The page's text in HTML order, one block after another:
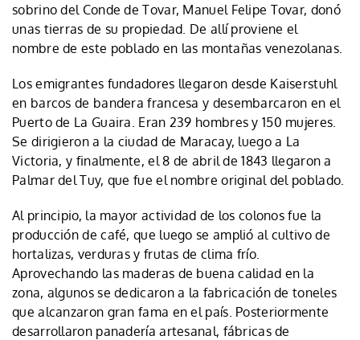
sobrino del Conde de Tovar, Manuel Felipe Tovar, donó
unas tierras de su propiedad. De allí proviene el
nombre de este poblado en las montañas venezolanas.
Los emigrantes fundadores llegaron desde Kaiserstuhl
en barcos de bandera francesa y desembarcaron en el
Puerto de La Guaira. Eran 239 hombres y 150 mujeres.
Se dirigieron a la ciudad de Maracay, luego a La
Victoria, y finalmente, el 8 de abril de 1843 llegaron a
Palmar del Tuy, que fue el nombre original del poblado.
Al principio, la mayor actividad de los colonos fue la
producción de café, que luego se amplió al cultivo de
hortalizas, verduras y frutas de clima frío.
Aprovechando las maderas de buena calidad en la
zona, algunos se dedicaron a la fabricación de toneles
que alcanzaron gran fama en el país. Posteriormente
desarrollaron panadería artesanal, fábricas de